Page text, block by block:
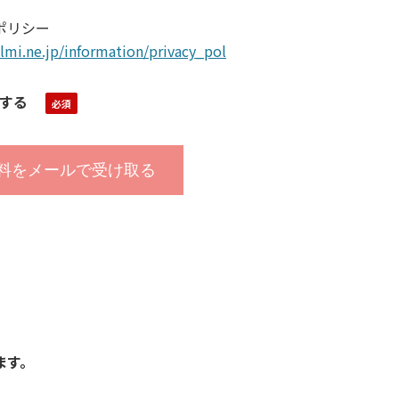
リシー
information/privacy_pol
る
。